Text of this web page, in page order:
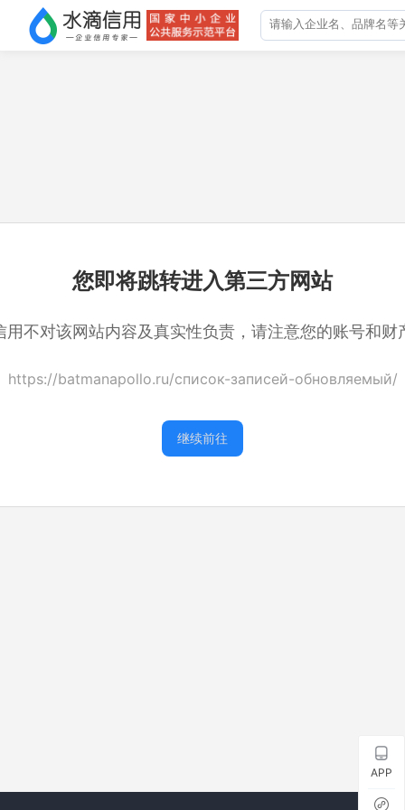
您即将跳转进入第三方网站
用不对该网站内容及真实性负责，请注意您的账号和财
https://batmanapollo.ru/список-записей-обновляемый/
继续前往
APP